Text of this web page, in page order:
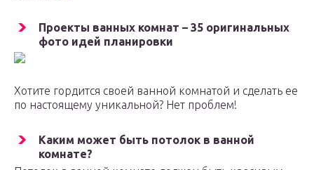
Проекты ванных комнат – 35 оригинальных
фото идей планировки
Хотите гордится своей ванной комнатой и сделать ее
по настоящему уникальной? Нет проблем!
Каким может быть потолок в ванной
комнате?